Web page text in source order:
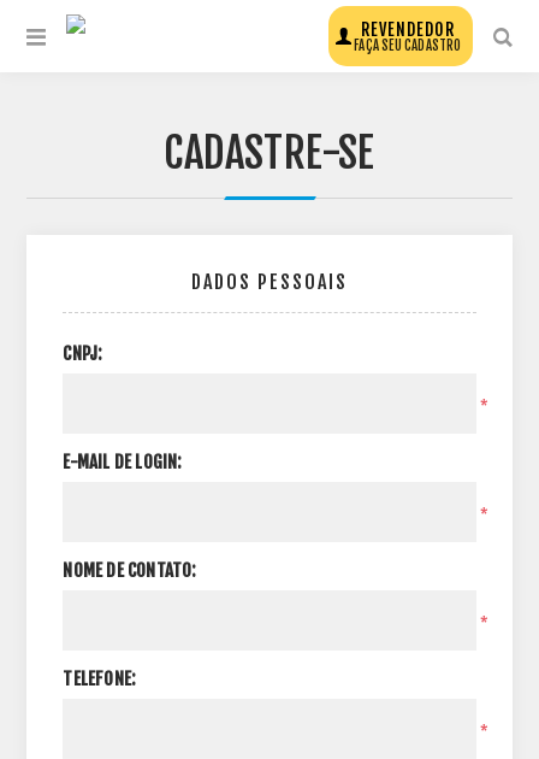
REVENDEDOR
FAÇA SEU CADASTRO
CADASTRE-SE
DADOS PESSOAIS
CNPJ:
*
E-MAIL DE LOGIN:
*
NOME DE CONTATO:
*
TELEFONE:
*